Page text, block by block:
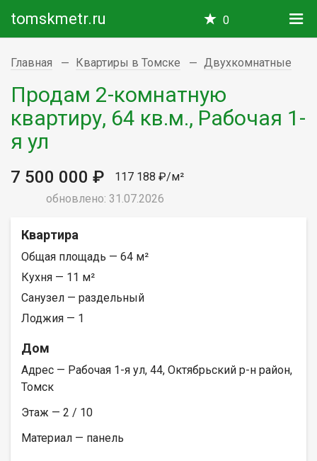
tomskmetr.ru 0
Главная Квартиры в Томске Двухкомнатные
Продам 2-комнатную
квартиру, 64 кв.м., Рабочая 1-
я ул
7 500 000 ₽
117 188 ₽/м²
обновлено: 31.07.2026
Квартира
Общая площадь — 64 м²
Кухня — 11 м²
Санузел — раздельный
Лоджия — 1
Дом
Адрес — Рабочая 1-я ул, 44, Октябрьский р-н район,
Томск
Этаж — 2 / 10
Материал — панель